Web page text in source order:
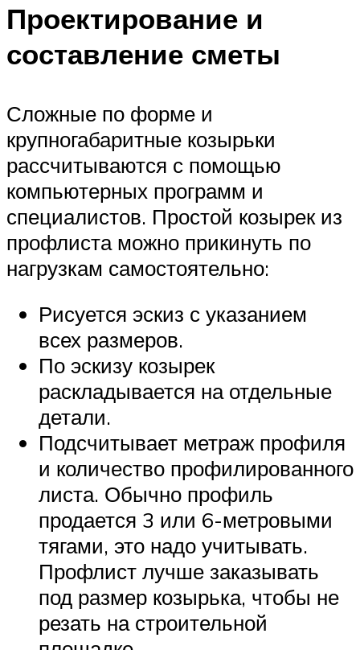
Проектирование и
составление сметы
Сложные по форме и
крупногабаритные козырьки
рассчитываются с помощью
компьютерных программ и
специалистов. Простой козырек из
профлиста можно прикинуть по
нагрузкам самостоятельно:
Рисуется эскиз с указанием
всех размеров.
По эскизу козырек
раскладывается на отдельные
детали.
Подсчитывает метраж профиля
и количество профилированного
листа. Обычно профиль
продается 3 или 6-метровыми
тягами, это надо учитывать.
Профлист лучше заказывать
под размер козырька, чтобы не
резать на строительной